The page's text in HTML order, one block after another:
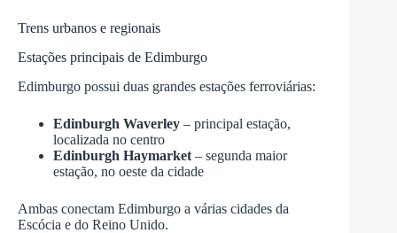
Trens urbanos e regionais
Estações principais de Edimburgo
Edimburgo possui duas grandes estações ferroviárias:
Edinburgh Waverley – principal estação,
localizada no centro
Edinburgh Haymarket – segunda maior
estação, no oeste da cidade
Ambas conectam Edimburgo a várias cidades da
Escócia e do Reino Unido.